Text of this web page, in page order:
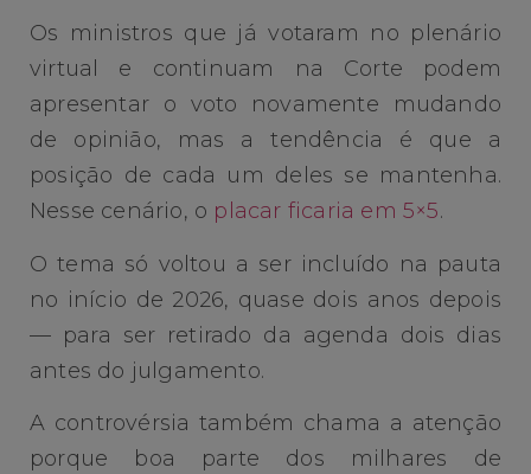
Os ministros que já votaram no plenário
virtual e continuam na Corte podem
apresentar o voto novamente mudando
de opinião, mas a tendência é que a
posição de cada um deles se mantenha.
Nesse cenário, o placar ficaria em 5×5.
O tema só voltou a ser incluído na pauta
no início de 2026, quase dois anos depois
— para ser retirado da agenda dois dias
antes do julgamento.
A controvérsia também chama a atenção
porque boa parte dos milhares de